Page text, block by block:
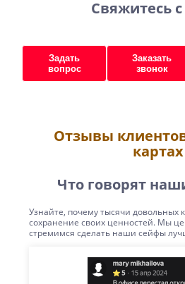
Свяжитесь
Задать
вопрос
Заказать
звонок
Отзывы
картах
Что говорят
Узнайте, почему тысячи довольных
сохранение своих ценностей. Мы
стремимся сделать наши сейфы